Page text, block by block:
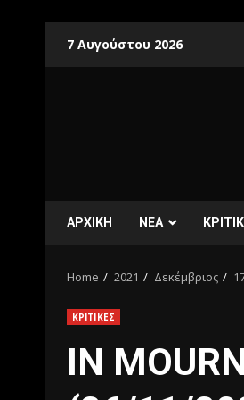
7 Αυγούστου 2026
ΑΡΧΙΚΗ ΝΕΑ
Home 2021 Δεκέμβριος
ΚΡΙΤΙΚΕΣ
IN